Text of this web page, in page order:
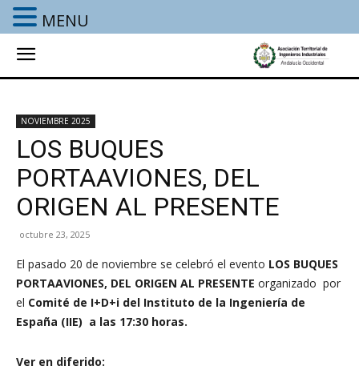
NOVIEMBRE 2025
LOS BUQUES
PORTAAVIONES, DEL
ORIGEN AL PRESENTE
octubre 23, 2025
El pasado 20 de noviembre se celebró el evento LOS BUQUES
PORTAAVIONES, DEL ORIGEN AL PRESENTE organizado por
el Comité de I+D+i del Instituto de la Ingeniería de
España (IIE) a las 17:30 horas.
Ver en diferido:
MENU